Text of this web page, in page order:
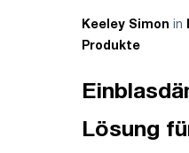
Keeley Simon in
Produkte
Lösung